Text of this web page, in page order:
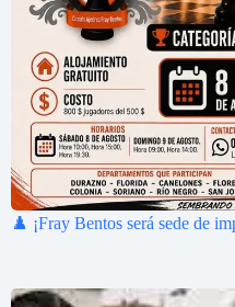
♟️ ¡Fray Bentos será sede de